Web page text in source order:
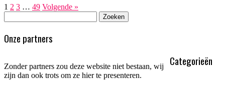
1 2 3 … 49 Volgende »
naar:
Onze partners
Zonder partners zou deze website niet bestaan, wij
zijn dan ook trots om ze hier te presenteren.
Categorieën